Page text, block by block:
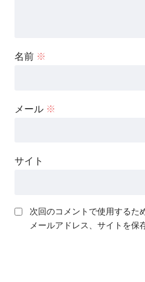
名前 ※
メール ※
サイト
次回のコメントで使用するた
メールアドレス、サイトを保